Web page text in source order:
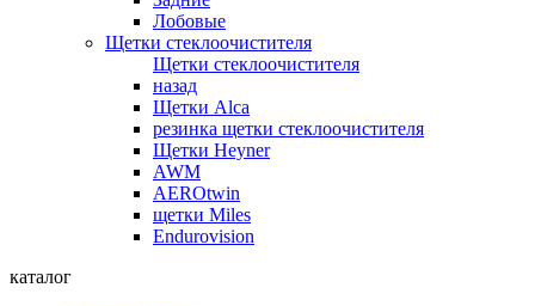
Лобовые
Щетки стеклоочистителя
Щетки стеклоочистителя
назад
Щетки Alca
резинка щетки стеклоочистителя
Щетки Heyner
AWM
AEROtwin
щетки Miles
Endurovision
каталог